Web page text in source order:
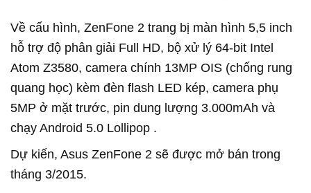
Về cấu hình, ZenFone 2 trang bị màn hình 5,5 inch
hỗ trợ độ phân giải Full HD, bộ xử lý 64-bit Intel
Atom Z3580, camera chính 13MP OIS (chống rung
quang học) kèm đèn flash LED kép, camera phụ
5MP ở mặt trước, pin dung lượng 3.000mAh và
chạy Android 5.0 Lollipop .
Dự kiến, Asus ZenFone 2 sẽ được mở bán trong
tháng 3/2015.